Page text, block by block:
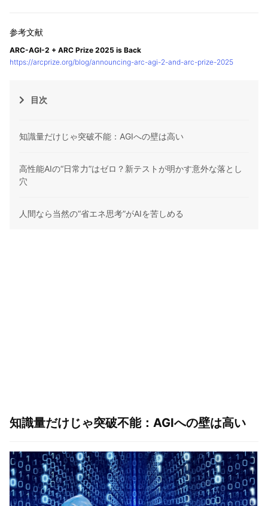
ARC-AGI-2 + ARC Prize 2025 is Back
https://arcprize.org/blog/announcing-arc-agi-2-and-arc-prize-2025
目次
知識量だけじゃ突破不能：AGIへの壁は高い
高性能AIの“日常力”はゼロ？新テストが明かす意外な落とし
穴
人間なら当然の“省エネ思考”がAIを苦しめる
知識量だけじゃ突破不能：AGIへの壁は高い